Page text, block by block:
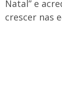
Natal” e
crescer nas